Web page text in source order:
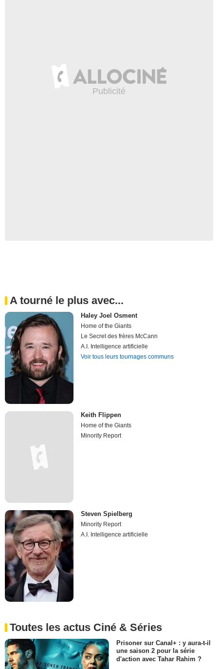
A tourné le plus avec...
Haley Joel Osment
Home of the Giants
Le Secret des frères McCann
A.I. Intelligence artificielle
Voir tous leurs tournages communs
Keith Flippen
Home of the Giants
Minority Report
Steven Spielberg
Minority Report
A.I. Intelligence artificielle
Toutes les actus Ciné & Séries
Prisoner sur Canal+ : y aura-t-il
une saison 2 pour la série
d'action avec Tahar Rahim ?